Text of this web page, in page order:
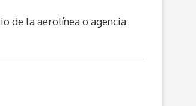
de la aerolínea o agencia